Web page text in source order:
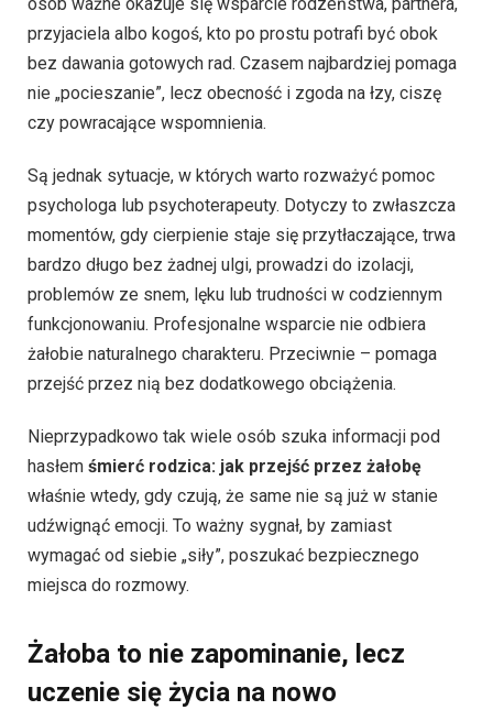
osób ważne okazuje się wsparcie rodzeństwa, partnera,
przyjaciela albo kogoś, kto po prostu potrafi być obok
bez dawania gotowych rad. Czasem najbardziej pomaga
nie „pocieszanie”, lecz obecność i zgoda na łzy, ciszę
czy powracające wspomnienia.
Są jednak sytuacje, w których warto rozważyć pomoc
psychologa lub psychoterapeuty. Dotyczy to zwłaszcza
momentów, gdy cierpienie staje się przytłaczające, trwa
bardzo długo bez żadnej ulgi, prowadzi do izolacji,
problemów ze snem, lęku lub trudności w codziennym
funkcjonowaniu. Profesjonalne wsparcie nie odbiera
żałobie naturalnego charakteru. Przeciwnie – pomaga
przejść przez nią bez dodatkowego obciążenia.
Nieprzypadkowo tak wiele osób szuka informacji pod
hasłem śmierć rodzica: jak przejść przez żałobę
właśnie wtedy, gdy czują, że same nie są już w stanie
udźwignąć emocji. To ważny sygnał, by zamiast
wymagać od siebie „siły”, poszukać bezpiecznego
miejsca do rozmowy.
Żałoba to nie zapominanie, lecz
uczenie się życia na nowo